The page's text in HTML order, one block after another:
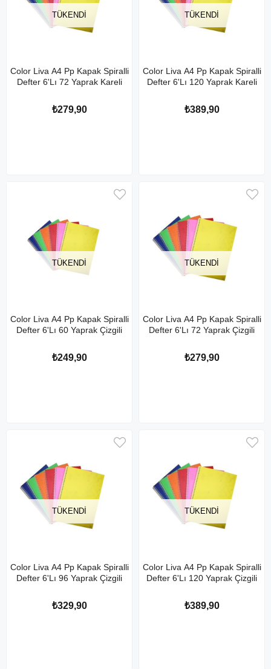
TÜKENDI
Color Liva A4 Pp Kapak Spiralli
Defter 6'Lı 72 Yaprak Kareli
₺279,90
TÜKENDI
Color Liva A4 Pp Kapak Spiralli
Defter 6'Lı 120 Yaprak Kareli
₺389,90
TÜKENDI
Color Liva A4 Pp Kapak Spiralli
Defter 6'Lı 60 Yaprak Çizgili
₺249,90
TÜKENDI
Color Liva A4 Pp Kapak Spiralli
Defter 6'Lı 72 Yaprak Çizgili
₺279,90
TÜKENDI
Color Liva A4 Pp Kapak Spiralli
Defter 6'Lı 96 Yaprak Çizgili
₺329,90
TÜKENDI
Color Liva A4 Pp Kapak Spiralli
Defter 6'Lı 120 Yaprak Çizgili
₺389,90